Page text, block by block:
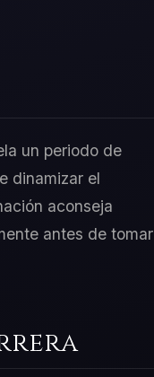
un periodo de
dinamizar el
aconseja
antes de tomar